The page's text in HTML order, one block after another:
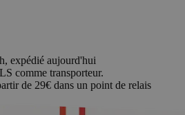
expédié aujourd'hui
comme transporteur.
de 29€ dans un point de relais